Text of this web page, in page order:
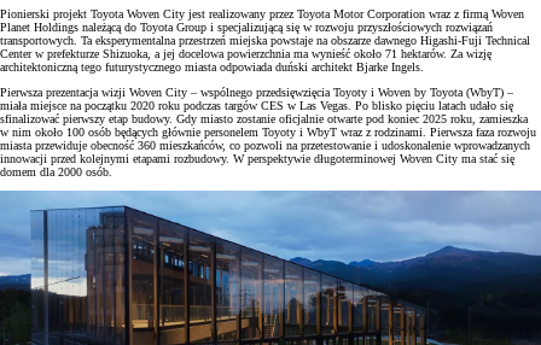
Pionierski projekt Toyota Woven City jest realizowany przez Toyota Motor Corporation wraz z firmą Woven
Planet Holdings należącą do Toyota Group i specjalizującą się w rozwoju przyszłościowych rozwiązań
transportowych. Ta eksperymentalna przestrzeń miejska powstaje na obszarze dawnego Higashi-Fuji Technical
Center w prefekturze Shizuoka, a jej docelowa powierzchnia ma wynieść około 71 hektarów. Za wizję
architektoniczną tego futurystycznego miasta odpowiada duński architekt Bjarke Ingels.
Pierwsza prezentacja wizji Woven City – wspólnego przedsięwzięcia Toyoty i Woven by Toyota (WbyT) –
miała miejsce na początku 2020 roku podczas targów CES w Las Vegas. Po blisko pięciu latach udało się
sfinalizować pierwszy etap budowy. Gdy miasto zostanie oficjalnie otwarte pod koniec 2025 roku, zamieszka
w nim około 100 osób będących głównie personelem Toyoty i WbyT wraz z rodzinami. Pierwsza faza rozwoju
miasta przewiduje obecność 360 mieszkańców, co pozwoli na przetestowanie i udoskonalenie wprowadzanych
innowacji przed kolejnymi etapami rozbudowy. W perspektywie długoterminowej Woven City ma stać się
domem dla 2000 osób.